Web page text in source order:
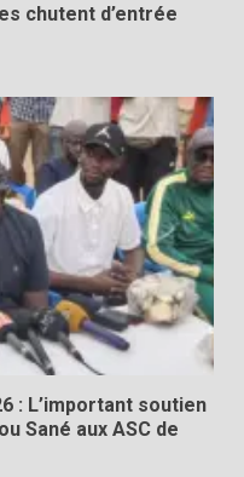
chutent d’entrée
: L’important soutien
Sané aux ASC de